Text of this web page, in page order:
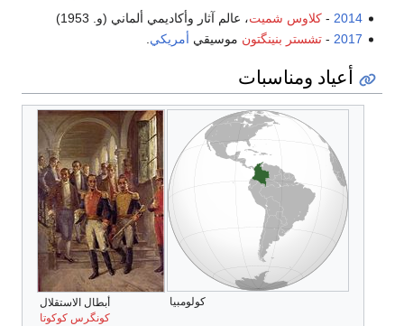
2014
-كلاوس شميت، عالم آثار وأكاديمي ألماني (و. 1953)
2017
-تشستر بنينگتون موسيقي أمريكي
أعياد ومناسبات
كولومبيا
أبطال الاستقلال
كونگرس كوكوتا